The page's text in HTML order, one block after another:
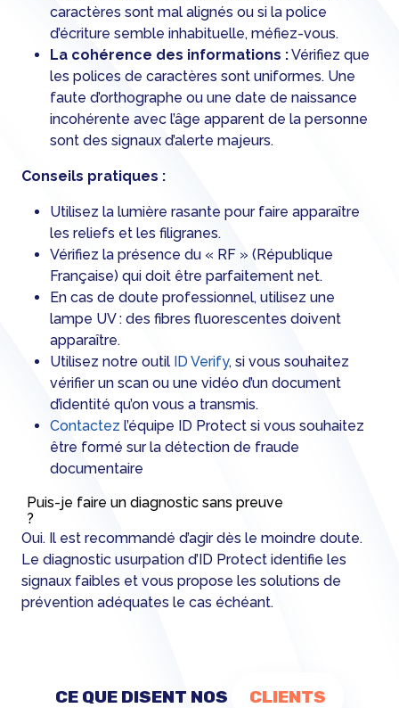
caractères sont mal alignés ou si la police
d’écriture semble inhabituelle, méfiez-vous.
La cohérence des informations :Vérifiez que
les polices de caractères sont uniformes. Une
faute d’orthographe ou une date de naissance
incohérente avec l’âge apparent de la personne
sont des signaux d’alerte majeurs.
Conseils pratiques :
Utilisez la lumière rasante pour faire apparaître
les reliefs et les filigranes.
Vérifiez la présence du « RF » (République
Française) qui doit être parfaitement net.
En cas de doute professionnel, utilisez une
lampe UV : des fibres fluorescentes doivent
apparaître.
Utilisez notre outil ID Verify, si vous souhaitez
vérifier un scan ou une vidéo d’un document
d’identité qu’on vous a transmis.
Contactez l’équipe ID Protect si vous souhaitez
être formé sur la détection de fraude
documentaire
Puis-je faire un diagnostic sans preuve
?
Oui. Il est recommandé d’agir dès le moindre doute.
Le diagnostic usurpation d’ID Protect identifie les
signaux faibles et vous propose les solutions de
prévention adéquates le cas échéant.
CE QUE DISENT NOS CLIENTS